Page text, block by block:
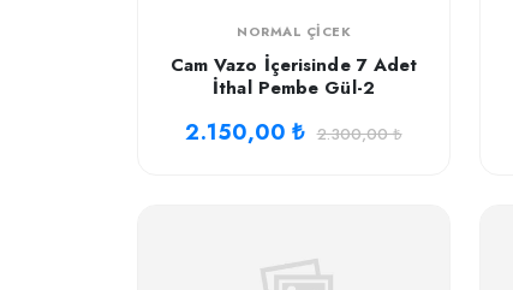
NORMAL ÇICEK
Cam Vazo İçerisinde 7 Adet
İthal Pembe Gül-2
2.150,00 ₺ 2.300,00 ₺